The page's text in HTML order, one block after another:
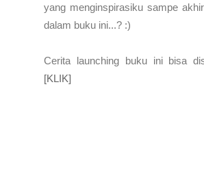
yang menginspirasiku sampe
dalam buku ini...? :)
Cerita launching buku ini bisa
[KLIK]